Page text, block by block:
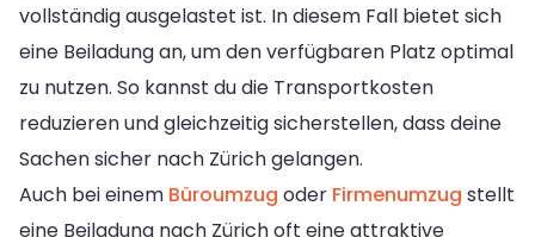
vollständig ausgelastet ist. In diesem Fall bietet sich
eine Beiladung an, um den verfügbaren Platz optimal
zu nutzen. So kannst du die Transportkosten
reduzieren und gleichzeitig sicherstellen, dass deine
Sachen sicher nach Zürich gelangen.
Auch bei einem Büroumzug oder Firmenumzug stellt
eine Beiladung nach Zürich oft eine attraktive